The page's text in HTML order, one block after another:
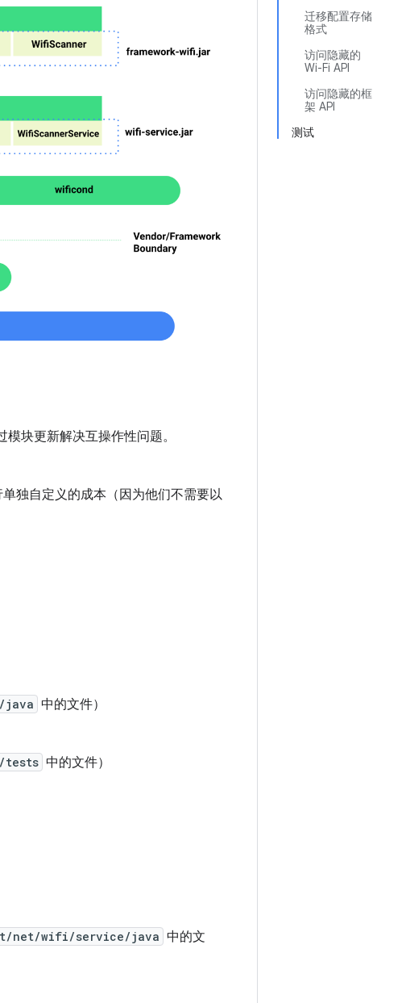
迁移配置存储
格式
访问隐藏的
Wi-Fi API
访问隐藏的框
架 API
测试
块更新解决互操作性问题。
独自定义的成本（因为他们不需要以
java 中的文件）
tests 中的文件）
net/wifi/service/java 中的文